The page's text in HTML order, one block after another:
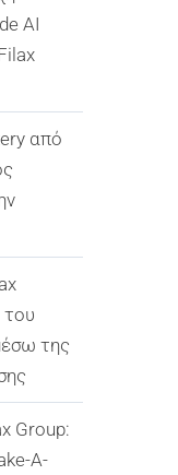
AI
από
του
της
Group:
A-